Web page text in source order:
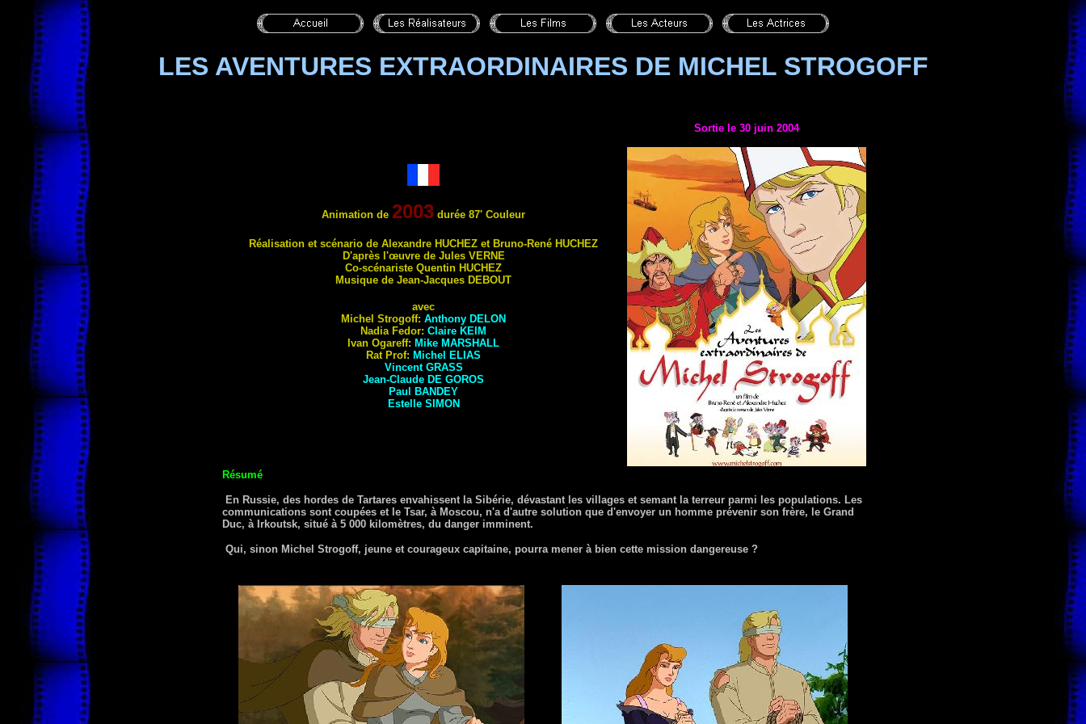
LES AVENTURES EXTRAORDINAIRES DE MICHEL STROGOFF
Animation de 2003 durée 87' Couleur
Réalisation et scénario de Alexandre HUCHEZ et Bruno-René HUCHEZ
D'après l'œuvre de Jules VERNE
Co-scénariste Quentin HUCHEZ
Musique de Jean-Jacques DEBOUT
avec
Michel Strogoff: Anthony DELON
Nadia Fedor: Claire KEIM
Ivan Ogareff: Mike MARSHALL
Rat Prof: Michel
ELIAS
Vincent GRASS
Jean-Claude DE GOROS
Paul
BANDEY
Estelle SIMON
Sortie le 30 juin 2004
Résumé
En Russie, des hordes de Tartares envahissent la Sibérie, dévastant les villages et semant la terreur parmi les populations. Les
communications sont coupées et le Tsar, à Moscou, n'a d'autre solution que d'envoyer un homme prévenir son frère, le Grand
Duc, à Irkoutsk, situé à 5 000 kilomètres, du danger imminent.
Qui, sinon Michel Strogoff, jeune et courageux capitaine, pourra mener à bien cette mission dangereuse ?